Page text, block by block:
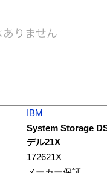
IBM
System Storage
デル21X
172621X